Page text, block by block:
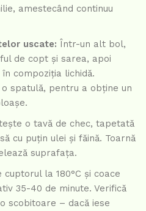
amestecând continuu
uscate: Într-un alt bol,
de copt și sarea, apoi
compoziția lichidă.
spatulă, pentru a obține un
o tavă de chec, tapetată
cu puțin ulei și făină. Toarnă
suprafața.
cuptorul la 180°C și coace
35-40 de minute. Verifică
scobitoare – dacă iese